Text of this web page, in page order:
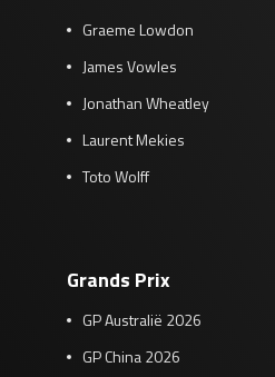
Graeme Lowdon
James Vowles
Jonathan Wheatley
Laurent Mekies
Toto Wolff
Grands Prix
GP Australië 2026
GP China 2026